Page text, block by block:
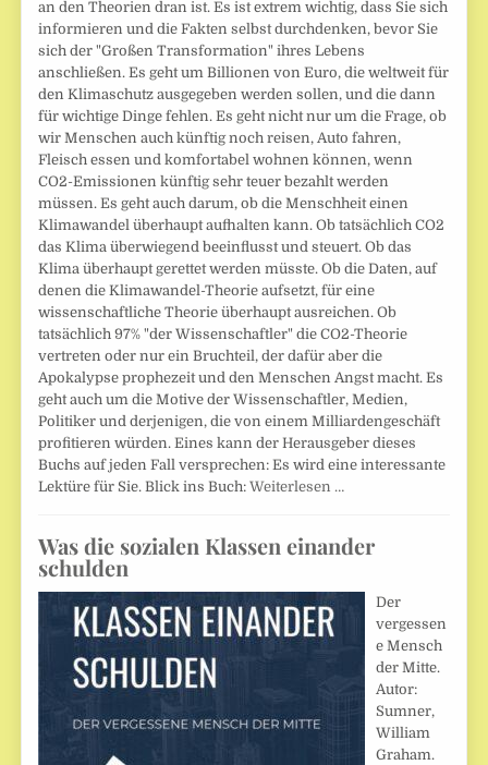
an den Theorien dran ist. Es ist extrem wichtig, dass Sie sich
informieren und die Fakten selbst durchdenken, bevor Sie
sich der "Großen Transformation" ihres Lebens
anschließen. Es geht um Billionen von Euro, die weltweit für
den Klimaschutz ausgegeben werden sollen, und die dann
für wichtige Dinge fehlen. Es geht nicht nur um die Frage, ob
wir Menschen auch künftig noch reisen, Auto fahren,
Fleisch essen und komfortabel wohnen können, wenn
CO2-Emissionen künftig sehr teuer bezahlt werden
müssen. Es geht auch darum, ob die Menschheit einen
Klimawandel überhaupt aufhalten kann. Ob tatsächlich CO2
das Klima überwiegend beeinflusst und steuert. Ob das
Klima überhaupt gerettet werden müsste. Ob die Daten, auf
denen die Klimawandel-Theorie aufsetzt, für eine
wissenschaftliche Theorie überhaupt ausreichen. Ob
tatsächlich 97% "der Wissenschaftler" die CO2-Theorie
vertreten oder nur ein Bruchteil, der dafür aber die
Apokalypse prophezeit und den Menschen Angst macht. Es
geht auch um die Motive der Wissenschaftler, Medien,
Politiker und derjenigen, die von einem Milliardengeschäft
profitieren würden. Eines kann der Herausgeber dieses
Buchs auf jeden Fall versprechen: Es wird eine interessante
Lektüre für Sie. Blick ins Buch:Weiterlesen …
Was die sozialen Klassen einander
schulden
Der
vergessen
e Mensch
der Mitte.
Autor:
Sumner,
William
Graham.